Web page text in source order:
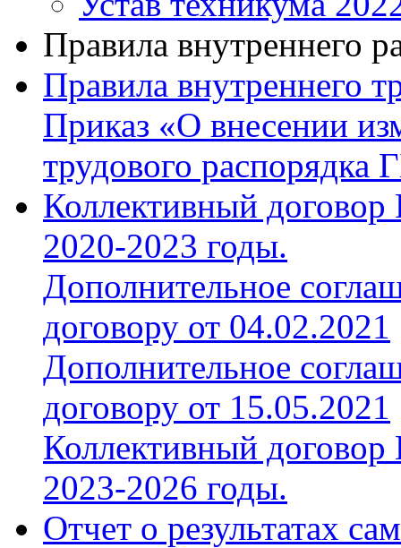
Правила внутреннего
Правила внутреннего
Приказ «О внесении
трудового
Коллективный
2020-2023 годы.
Дополнительное
договору от 04.02.2021
Дополнительное
договору от 15.05.2021
Коллективный
2023-2026 годы.
Отчет о результатах